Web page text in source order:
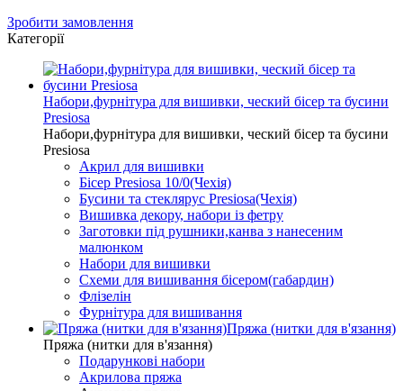
Зробити замовлення
Категорії
Набори,фурнітура для вишивки, ческий бісер та бусини
Presiosa
Набори,фурнітура для вишивки, ческий бісер та бусини
Presiosa
Акрил для вишивки
Бісер Presiosa 10/0(Чехія)
Бусини та стеклярус Presiosa(Чехія)
Вишивка декору, набори із фетру
Заготовки під рушники,канва з нанесеним
малюнком
Набори для вишивки
Схеми для вишивання бісером(габардин)
Флізелін
Фурнітура для вишивання
Пряжа (нитки для в'язання)
Пряжа (нитки для в'язання)
Подарункові набори
Акрилова пряжа